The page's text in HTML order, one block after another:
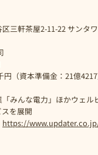
三軒茶屋2-11-22 サンタ
（資本準備金：21億4217
みんな電力」ほかウェル
を展開
https://